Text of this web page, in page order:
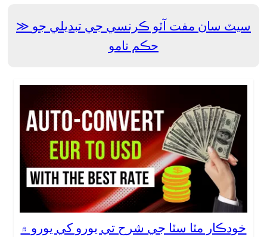
سيٽ سان مفت آٽو ڪرنسي جي تبديلي جو
حڪم نامو
خودڪار مٽا سٽا جي شرح تي يورو کي يورو ۾